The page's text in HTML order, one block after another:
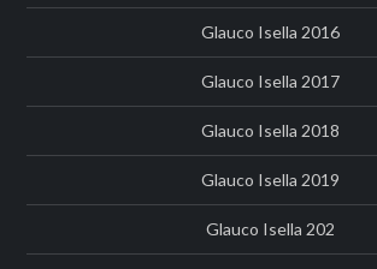
Glauco Isella 2016
Glauco Isella 2017
Glauco Isella 2018
Glauco Isella 2019
Glauco Isella 202